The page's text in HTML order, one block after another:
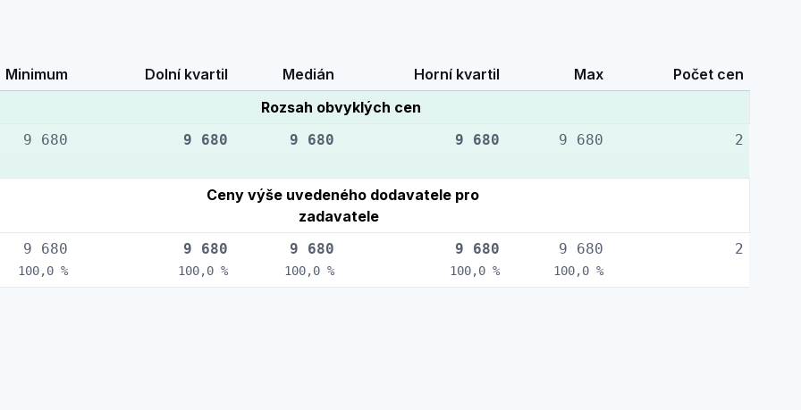
Minimum Dolní kvartil Medián Horní kvartil Max
Počet cen
Rozsah obvyklých cen
9 680 9 680 9 680 9 680 9 680 2
Ceny výše uvedeného dodavatele pro
zadavatele
9 680
100,0 %
9 680
100,0 %
9 680
100,0 %
9 680
100,0 %
9 680
100,0 %
2